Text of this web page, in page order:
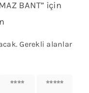
BANT” için
Gerekli alanlar
4/5
5/5